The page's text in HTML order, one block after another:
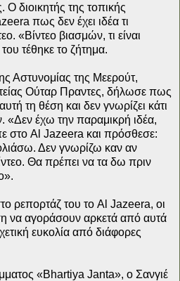
διοικητής της τοπικής
πως δεν έχει ιδέα τι
«Βίντεο βιασμών, τι είναι
τέθηκε το ζήτημα.
Αστυνομίας της Μεερούτ,
Ούταρ Πραντες, δήλωσε πως
τη θέση και δεν γνωρίζει κάτι
«Δεν έχω την παραμικρή ιδέα,
στο Al Jazeera και πρόσθεσε:
Δεν γνωρίζω καν αν
Θα πρέπει να τα δω πριν
ρεπορτάζ του το Al Jazeera, οι
να αγοράσουν αρκετά από αυτά
ευκολία από διάφορες
«Bhartiya Janta», ο Σανγιέ